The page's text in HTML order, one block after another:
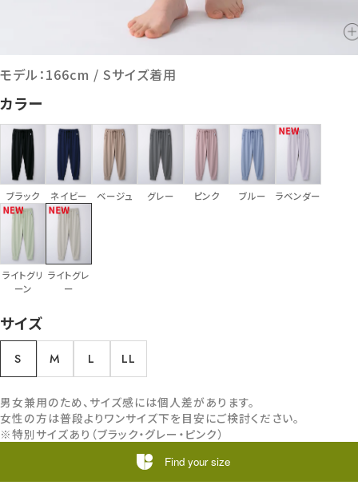
モデル：166cm / Sサイズ着用
カラー
ブラック ネイビー ベージュ グレー ピンク ブルー ラベンダー
ライトグリ
ーン
ライトグレ
ー
サイズ
S M L LL
男女兼用のため、サイズ感には個人差があります。
女性の方は普段よりワンサイズ下を目安にご検討ください。
※特別サイズあり（ブラック・グレー・ピンク）
Find your size